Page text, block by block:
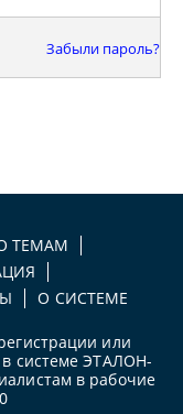
Забыли пароль?
ТЕМАМ
О СИСТЕМЕ
или
в системе ЭТАЛОН-
в рабочие